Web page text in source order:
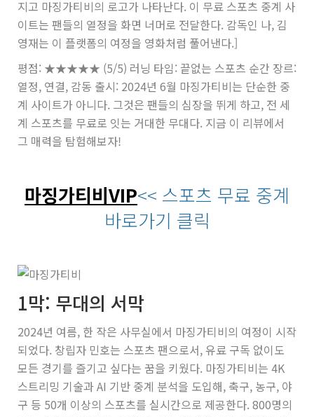
지고 마징가티비의 로고가 나타난다. 이 무료 스포츠 중계 사
이트는 팬들의 열정을 화면 너머로 전달한다. 감독인 나, 김
영재는 이 플랫폼의 여정을 영화처럼 풀어낸다.]
평점: ★★★★★ (5/5) 러닝 타임: 끝없는 스포츠 순간 장르:
열정, 연결, 감동 출시: 2024년 6월 마징가티비는 단순한 중
계 사이트가 아니다. 그것은 팬들의 심장을 뛰게 하고, 전 세
계 스포츠를 무료로 잇는 거대한 무대다. 지금 이 리뷰에서
그 매력을 탐험해보자!
마징가티비VIP<< 스포츠 무료 중계
바로가기 클릭
1막: 무대의 서막
2024년 여름, 한 작은 사무실에서 마징가티비의 여정이 시작
되었다. 창립자 민호는 스포츠 팬으로서, 유료 구독 없이도
모든 경기를 즐기고 싶다는 꿈을 키웠다. 마징가티비는 4K
스트리밍 기술과 AI 기반 중계 분석을 도입해, 축구, 농구, 야
구 등 50개 이상의 스포츠를 실시간으로 제공한다. 800명의